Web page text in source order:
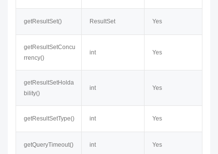
getResultSet() ResultSet Yes
getResultSetConcu
rrency()
int Yes
getResultSetHolda
bility()
int Yes
getResultSetType() int Yes
getQueryTimeout() int Yes